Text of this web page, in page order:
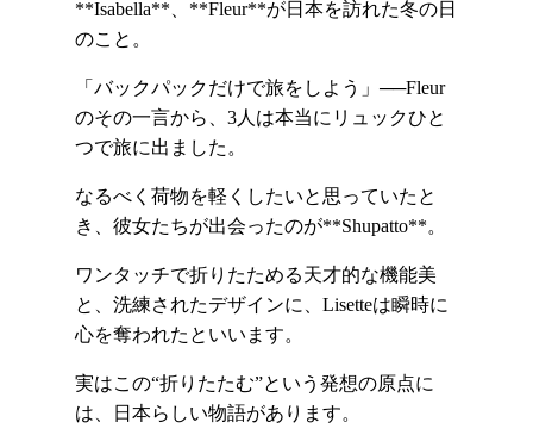
**Isabella**、**Fleur**が日本を訪れた冬の日
のこと。
「バックパックだけで旅をしよう」──Fleur
のその一言から、3人は本当にリュックひと
つで旅に出ました。
なるべく荷物を軽くしたいと思っていたと
き、彼女たちが出会ったのが**Shupatto**。
ワンタッチで折りたためる天才的な機能美
と、洗練されたデザインに、Lisetteは瞬時に
心を奪われたといいます。
実はこの“折りたたむ”という発想の原点に
は、日本らしい物語があります。